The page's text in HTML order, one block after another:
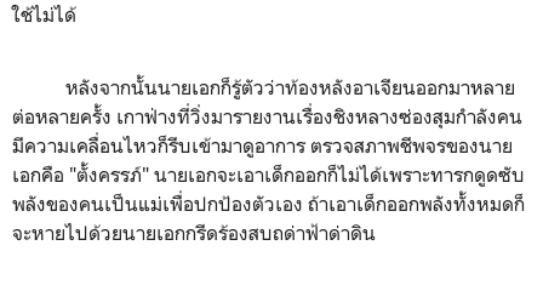
ใช้ไม่ได้
หลังจากนั้นนายเอกก็รู้ตัวว่าท้องหลังอาเจียนออกมาหลาย
ต่อหลายครั้ง เกาฟ่างที่วิ่งมารายงานเรื่องชิงหลางซ่องสุมกำลังคน
มีความเคลื่อนไหวก็รีบเข้ามาดูอาการ ตรวจสภาพชีพจรของนาย
เอกคือ "ตั้งครรภ์" นายเอกจะเอาเด็กออกก็ไม่ได้เพราะทารกดูดซับ
พลังของคนเป็นแม่เพื่อปกป้องตัวเอง ถ้าเอาเด็กออกพลังทั้งหมดก็
จะหายไปด้วยนายเอกกรีดร้องสบถด่าฟ้าด่าดิน